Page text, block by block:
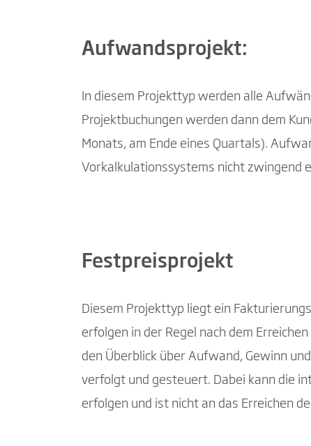
Aufwandsprojekt:
In diesem Projekttyp werden alle
Projektbuchungen werden dann dem
Monats, am Ende eines Quartals).
Vorkalkulationssystems nicht zwingend
Festpreisprojekt
Diesem Projekttyp liegt ein
erfolgen in der Regel nach dem
den Überblick über Aufwand, Gewinn
verfolgt und gesteuert. Dabei kann die
erfolgen und ist nicht an das Erreichen